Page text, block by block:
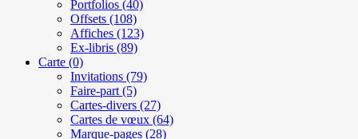
Portfolios (40)
Offsets (108)
Affiches (123)
Ex-libris (89)
Carte (0)
Invitations (79)
Faire-part (5)
Cartes-divers (27)
Cartes de vœux (64)
Marque-pages (28)